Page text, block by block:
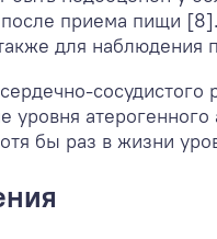
приема пищи [8].
для наблюдения
сердечно-
уровня
бы раз в жизни